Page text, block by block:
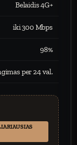
Belaidis 4G+
iki 300 Mbps
98%
per 24 val.